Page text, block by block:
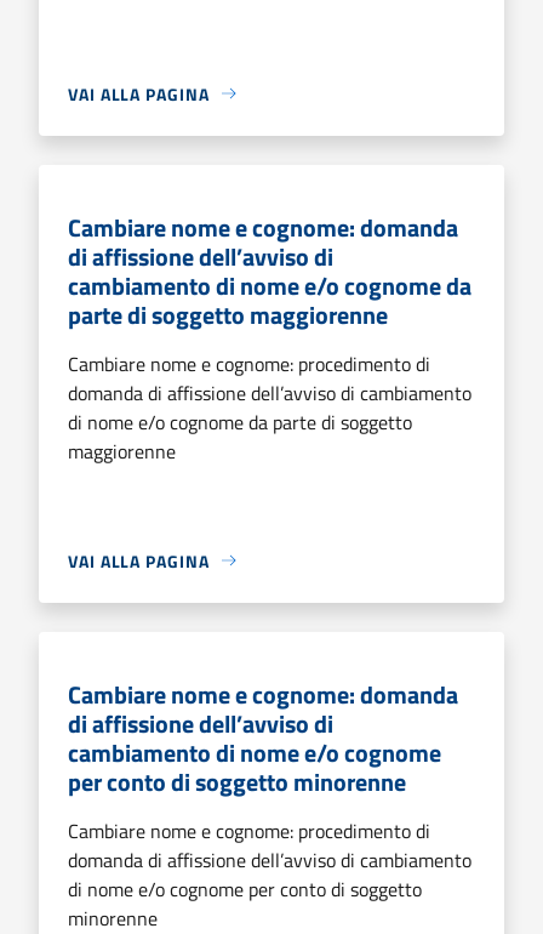
VAI ALLA PAGINA
Cambiare nome e cognome: domanda
di affissione dell’avviso di
cambiamento di nome e/o cognome da
parte di soggetto maggiorenne
Cambiare nome e cognome: procedimento di
domanda di affissione dell’avviso di cambiamento
di nome e/o cognome da parte di soggetto
maggiorenne
VAI ALLA PAGINA
Cambiare nome e cognome: domanda
di affissione dell’avviso di
cambiamento di nome e/o cognome
per conto di soggetto minorenne
Cambiare nome e cognome: procedimento di
domanda di affissione dell’avviso di cambiamento
di nome e/o cognome per conto di soggetto
minorenne